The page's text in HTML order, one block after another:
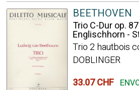
BEETHOVEN
Trio C-Dur op.
Englischhorn -
Trio 2 hautbois
DOBLINGER
33.07 CHF